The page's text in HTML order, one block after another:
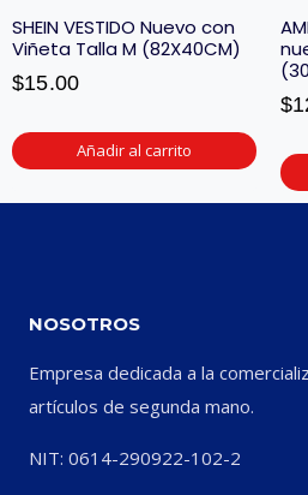
SHEIN VESTIDO Nuevo con
Viñeta Talla M (82X40CM)
$15.00
Añadir al carrito
$
NOSOTROS
Empresa dedicada a la
artículos de segunda mano.
NIT: 0614-290922-102-2